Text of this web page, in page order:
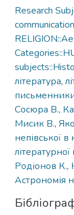
Research
communication
література,
Сосюра В.,
Мисик В.,
непівської в
літературної
Родіонов К.,
Астрономія